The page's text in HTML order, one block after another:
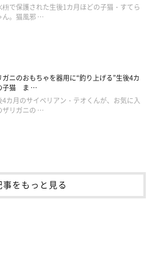
てまったり中のてんぷらくん。小さ
に詰め込む姿が可愛い…。頬もペタ
液体のようにとろけていますね
枡で保護された生後1カ月ほどの子猫・すてら
ん。猫風邪 …
ガニのおもちゃを器用に“釣り上げる”生後4カ
子猫 ま …
4カ月のサイベリアン・テオくんが、お気に入
ザリガニの …
をもっと見る